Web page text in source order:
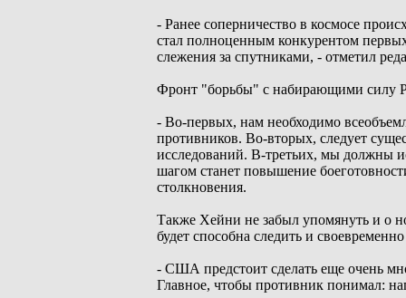
- Ранее соперничество в космосе
стал полноценным конкурентом
слежения за спутниками, - отметил
Фронт "борьбы" с набирающими силу
- Во-первых, нам необходимо
противников. Во-вторых, следует
исследований. В-третьих, мы должны
шагом станет повышение
столкновения.
Также Хейни не забыл упомянуть и о
будет способна следить и
- США предстоит сделать еще очень
Главное, чтобы противник понимал: